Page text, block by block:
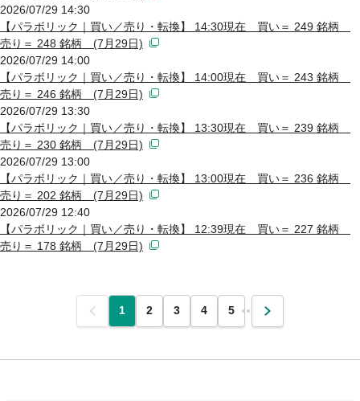
2026/07/29 14:30
【パラボリック｜買い／売り・転換】 14:30現在 買い＝ 249 銘柄
売り＝ 248 銘柄 (7月29日)
2026/07/29 14:00
【パラボリック｜買い／売り・転換】 14:00現在 買い＝ 243 銘柄
売り＝ 246 銘柄 (7月29日)
2026/07/29 13:30
【パラボリック｜買い／売り・転換】 13:30現在 買い＝ 239 銘柄
売り＝ 230 銘柄 (7月29日)
2026/07/29 13:00
【パラボリック｜買い／売り・転換】 13:00現在 買い＝ 236 銘柄
売り＝ 202 銘柄 (7月29日)
2026/07/29 12:40
【パラボリック｜買い／売り・転換】 12:39現在 買い＝ 227 銘柄
売り＝ 178 銘柄 (7月29日)
前 1 2 3 4 5 … 次